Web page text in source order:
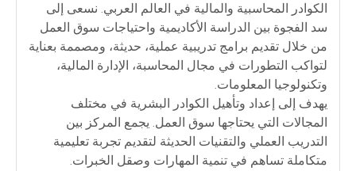
الكوادر المحاسبية والمالية في العالم العربي. نسعى إلى
سد الفجوة بين الدراسة الأكاديمية واحتياجات سوق العمل
من خلال تقديم برامج تدريبية عملية، حديثة، ومصممة بعناية
لتواكب التطورات في مجال المحاسبة، الإدارة المالية،
وتكنولوجيا المعلومات.
يهدف إلى إعداد وتأهيل الكوادر البشرية في مختلف
المجالات التي يحتاجها سوق العمل. يجمع المركز بين
التدريب العملي والتقنيات الحديثة لتقديم تجربة تعليمية
متكاملة تساهم في تنمية المهارات وصقل الخبرات.